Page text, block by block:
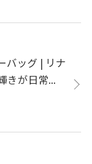
バッグ | リナ
きが日常...